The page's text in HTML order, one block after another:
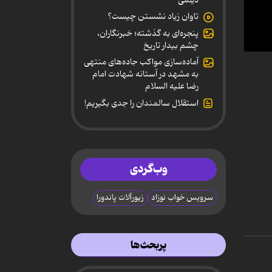
0
تاوان زیاد نشستن چیست؟
پنجره‌ای به گذشته؛ خبرنگاران،
چشم بیدار تاریخ
آماده‌سازی مواکب جاده‌های منتهی
به مشهد در آستانه شهادت امام
رضا علیه السلام
استقلال سالمندان را جدی بگیریم!
وب‌گردی
سرویس خواب نوزاد زیورآلات پاندورا
پربحث‌ها